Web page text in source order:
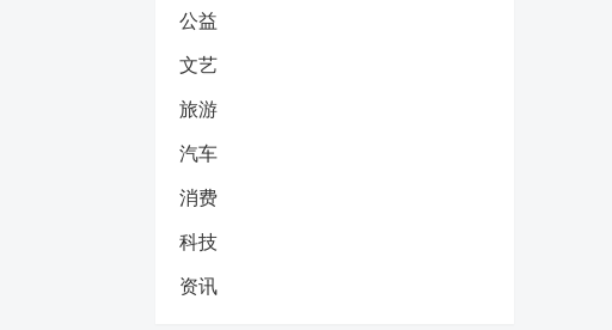
公益
文艺
旅游
汽车
消费
科技
资讯